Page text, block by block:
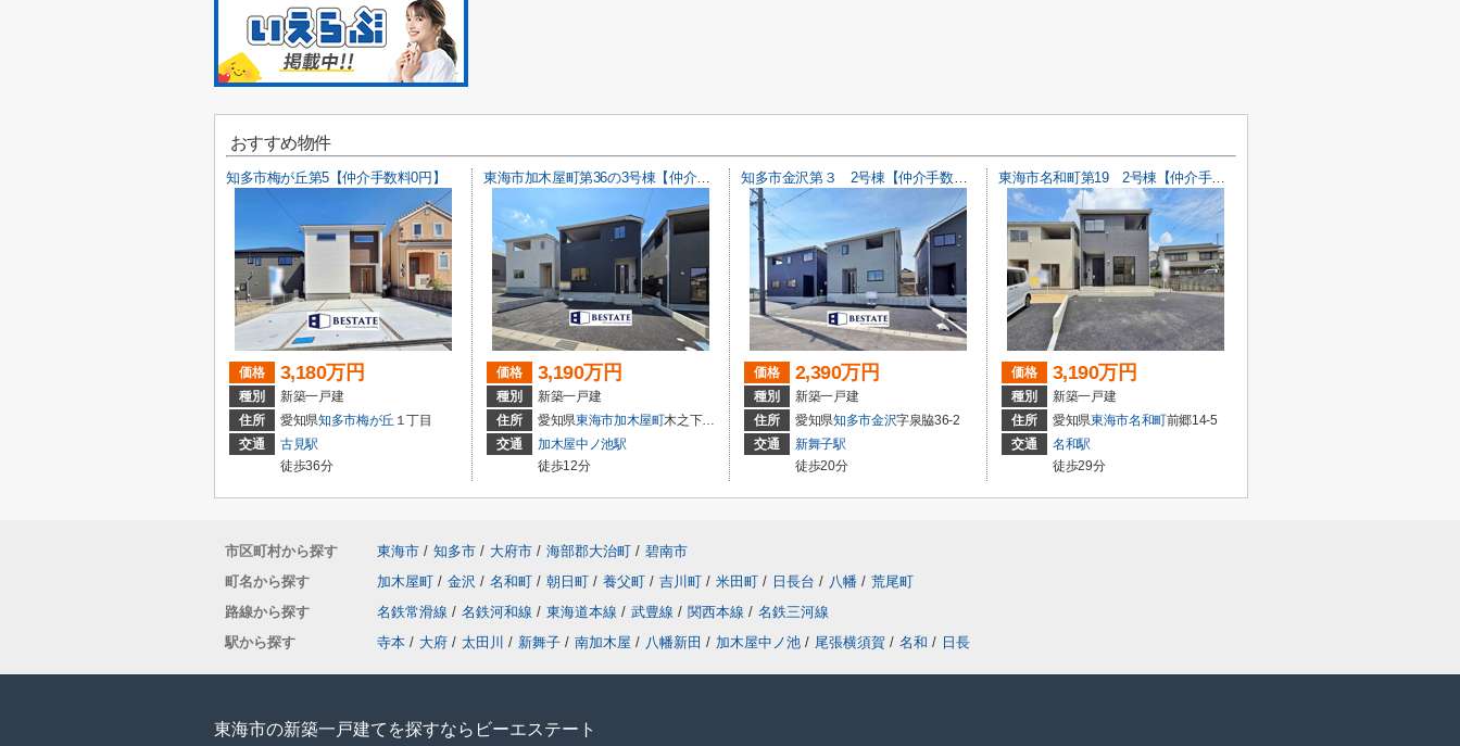
おすすめ物件
知多市梅が丘第5【仲介手数料0円】
価格 3,180万円
種別
新築一戸建
住所
愛知県知多市梅が丘 １丁目
交通
古見駅
徒歩36分
東海市加木屋町第36の3号棟【仲介手数料0円】
価格 3,190万円
種別
新築一戸建
住所
愛知県東海市加木屋町木之下152
交通
加木屋中ノ池駅
徒歩12分
知多市金沢第３ 2号棟【仲介手数料0円】
価格 2,390万円
種別
新築一戸建
住所
愛知県知多市金沢字泉脇36-2
交通
新舞子駅
徒歩20分
東海市名和町第19 2号棟【仲介手数料0円】
価格 3,190万円
種別
新築一戸建
住所
愛知県東海市名和町前郷14-5
交通
名和駅
徒歩29分
市区町村から探す 東海市 / 知多市 / 大府市 / 海部郡大治町 / 碧南市
町名から探す
加木屋町 / 金沢 / 名和町 / 朝日町 / 養父町 / 吉川町 / 米田町 / 日長台 / 八幡 / 荒尾町
路線から探す
名鉄常滑線 / 名鉄河和線 / 東海道本線 / 武豊線 / 関西本線 / 名鉄三河線
駅から探す
寺本 / 大府 / 太田川 / 新舞子 / 南加木屋 / 八幡新田 / 加木屋中ノ池 / 尾張横須賀 / 名和 / 日長
東海市の新築一戸建てを探すならビーエステート